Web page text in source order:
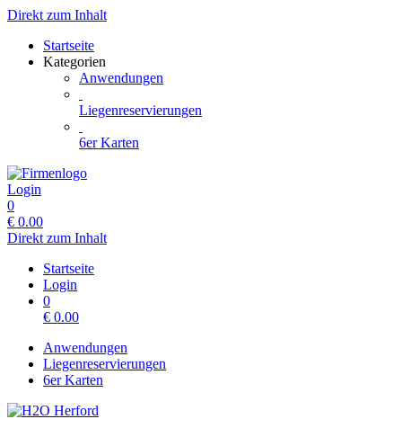
Direkt zum Inhalt
Startseite
Kategorien
Anwendungen
Liegenreservierungen
6er Karten
Login
0
€ 0.00
Direkt zum Inhalt
Startseite
Login
0
€ 0.00
Anwendungen
Liegenreservierungen
6er Karten